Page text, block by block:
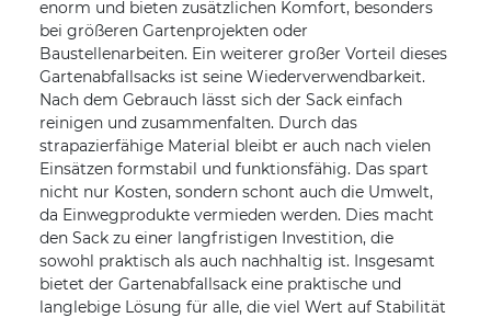
enorm und bieten zusätzlichen Komfort, besonders
bei größeren Gartenprojekten oder
Baustellenarbeiten. Ein weiterer großer Vorteil dieses
Gartenabfallsacks ist seine Wiederverwendbarkeit.
Nach dem Gebrauch lässt sich der Sack einfach
reinigen und zusammenfalten. Durch das
strapazierfähige Material bleibt er auch nach vielen
Einsätzen formstabil und funktionsfähig. Das spart
nicht nur Kosten, sondern schont auch die Umwelt,
da Einwegprodukte vermieden werden. Dies macht
den Sack zu einer langfristigen Investition, die
sowohl praktisch als auch nachhaltig ist. Insgesamt
bietet der Gartenabfallsack eine praktische und
langlebige Lösung für alle, die viel Wert auf Stabilität